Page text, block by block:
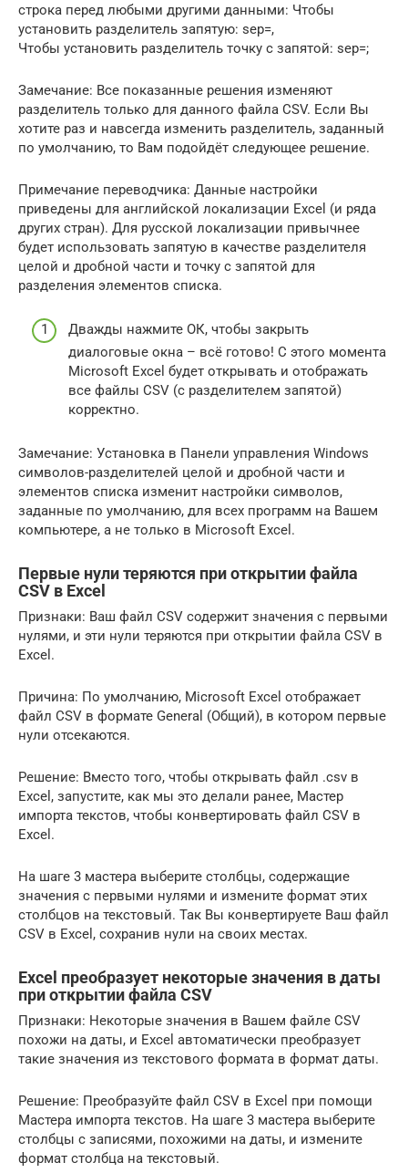
строка перед любыми другими данными: Чтобы
установить разделитель запятую: sep=,
Чтобы установить разделитель точку с запятой: sep=;
Замечание: Все показанные решения изменяют
разделитель только для данного файла CSV. Если Вы
хотите раз и навсегда изменить разделитель, заданный
по умолчанию, то Вам подойдёт следующее решение.
Примечание переводчика: Данные настройки
приведены для английской локализации Excel (и ряда
других стран). Для русской локализации привычнее
будет использовать запятую в качестве разделителя
целой и дробной части и точку с запятой для
разделения элементов списка.
Дважды нажмите ОК, чтобы закрыть
диалоговые окна – всё готово! С этого момента
Microsoft Excel будет открывать и отображать
все файлы CSV (с разделителем запятой)
корректно.
Замечание: Установка в Панели управления Windows
символов-разделителей целой и дробной части и
элементов списка изменит настройки символов,
заданные по умолчанию, для всех программ на Вашем
компьютере, а не только в Microsoft Excel.
Первые нули теряются при открытии файла
CSV в Excel
Признаки: Ваш файл CSV содержит значения с первыми
нулями, и эти нули теряются при открытии файла CSV в
Excel.
Причина: По умолчанию, Microsoft Excel отображает
файл CSV в формате General (Общий), в котором первые
нули отсекаются.
Решение: Вместо того, чтобы открывать файл .csv в
Excel, запустите, как мы это делали ранее, Мастер
импорта текстов, чтобы конвертировать файл CSV в
Excel.
На шаге 3 мастера выберите столбцы, содержащие
значения с первыми нулями и измените формат этих
столбцов на текстовый. Так Вы конвертируете Ваш файл
CSV в Excel, сохранив нули на своих местах.
Excel преобразует некоторые значения в даты
при открытии файла CSV
Признаки: Некоторые значения в Вашем файле CSV
похожи на даты, и Excel автоматически преобразует
такие значения из текстового формата в формат даты.
Решение: Преобразуйте файл CSV в Excel при помощи
Мастера импорта текстов. На шаге 3 мастера выберите
столбцы с записями, похожими на даты, и измените
формат столбца на текстовый.